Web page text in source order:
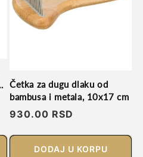
Četka za dugu dlaku od
bambusa i metala, 10x17 cm
Regularna
930.00 RSD
DODAJ U KORPU